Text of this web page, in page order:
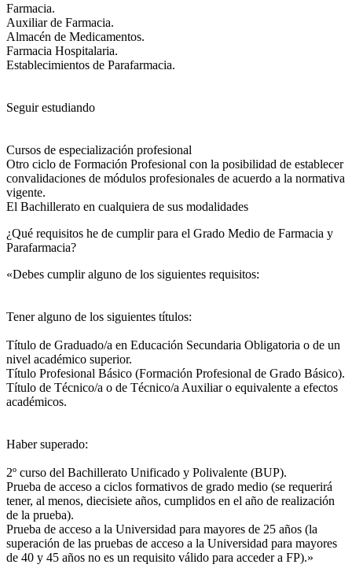
Farmacia.
Auxiliar de Farmacia.
Almacén de Medicamentos.
Farmacia Hospitalaria.
Establecimientos de Parafarmacia.
Seguir estudiando
Cursos de especialización profesional
Otro ciclo de Formación Profesional con la posibilidad de establecer
convalidaciones de módulos profesionales de acuerdo a la normativa
vigente.
El Bachillerato en cualquiera de sus modalidades
¿Qué requisitos he de cumplir para el Grado Medio de Farmacia y
Parafarmacia?
«Debes cumplir alguno de los siguientes requisitos:
Tener alguno de los siguientes títulos:
Título de Graduado/a en Educación Secundaria Obligatoria o de un
nivel académico superior.
Título Profesional Básico (Formación Profesional de Grado Básico).
Título de Técnico/a o de Técnico/a Auxiliar o equivalente a efectos
académicos.
Haber superado:
2º curso del Bachillerato Unificado y Polivalente (BUP).
Prueba de acceso a ciclos formativos de grado medio (se requerirá
tener, al menos, diecisiete años, cumplidos en el año de realización
de la prueba).
Prueba de acceso a la Universidad para mayores de 25 años (la
superación de las pruebas de acceso a la Universidad para mayores
de 40 y 45 años no es un requisito válido para acceder a FP).»